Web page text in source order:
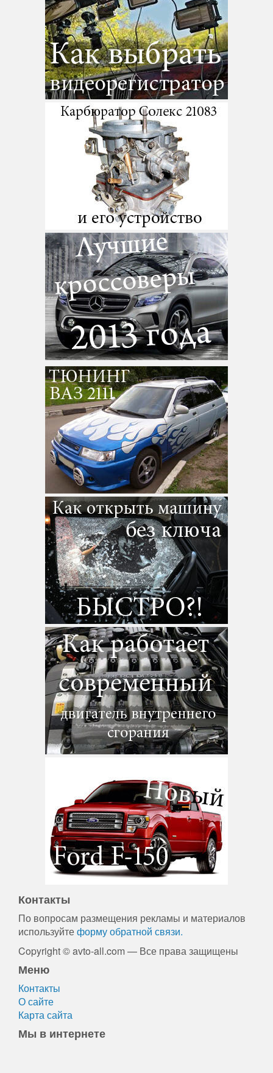
Контакты
По вопросам размещения рекламы и материалов
используйтеформу обратной связи.
Copyright © avto-all.com — Все права защищены
Меню
Контакты
О сайте
Карта сайта
Мы в интернете